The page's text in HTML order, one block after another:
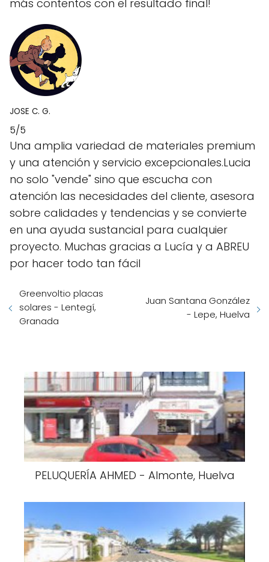
más contentos con el resultado final!
JOSE C. G.
5/5
Una amplia variedad de materiales premium
y una atención y servicio excepcionales.Lucia
no solo "vende" sino que escucha con
atención las necesidades del cliente, asesora
sobre calidades y tendencias y se convierte
en una ayuda sustancial para cualquier
proyecto. Muchas gracias a Lucía y a ABREU
por hacer todo tan fácil
Greenvoltio placas
solares - Lentegí,
Granada
Juan Santana González
- Lepe, Huelva
PELUQUERÍA AHMED - Almonte, Huelva